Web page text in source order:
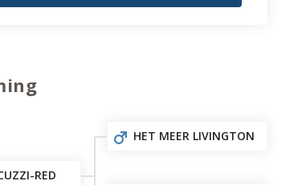
RED
HET MEER LIVINGTON